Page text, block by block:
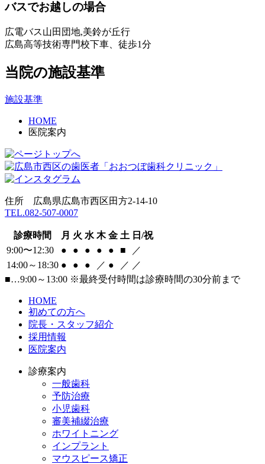
バスでお越しの場合
広電バス山田団地,美鈴が丘行
広島高等技術専門校下車、徒歩1分
当院の施設基準
施設基準
HOME
医院案内
住所 広島県広島市西区田方2-14-10
TEL.082-507-0007
診療時間 月 火 水 木 金 土 日/祝
9:00〜12:30
● ● ● ● ● ■
／
14:00～18:30 ● ● ● ／ ● ／ ／
■…9:00～13:00 ※最終受付時間は診療時間の30分前まで
HOME
初めての方へ
院長・スタッフ紹介
採用情報
医院案内
診療案内
一般歯科
予防治療
小児歯科
審美補綴治療
ホワイトニング
インプラント
マウスピース矯正